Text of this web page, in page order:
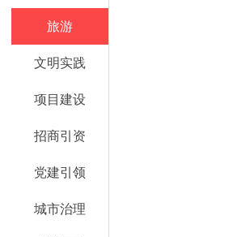
旅游
文明实践
项目建设
招商引资
党建引领
城市治理